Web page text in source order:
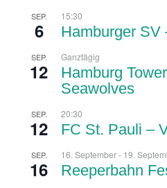
SEP.
6
15:30
Hamburger SV
SEP.
12
Ganztägig
Hamburg
Seawolves
SEP.
12
20:30
FC St. Pauli –
SEP.
16
16. September- 19.
Reeperbahn